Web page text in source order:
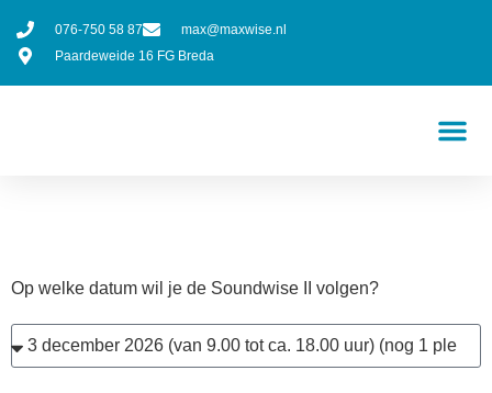
076-750 58 87
max@maxwise.nl
Paardeweide 16 FG Breda
Op welke datum wil je de Soundwise II volgen?